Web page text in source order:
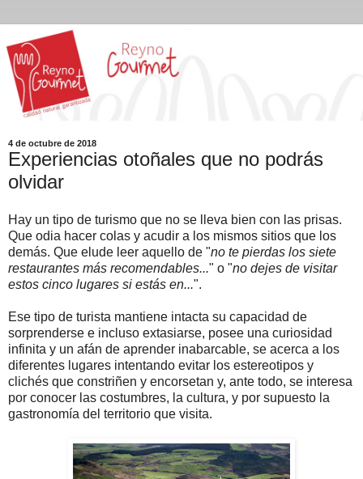
4 de octubre de 2018
Experiencias otoñales que no podrás
olvidar
Hay un tipo de turismo que no se lleva bien con las prisas.
Que odia hacer colas y acudir a los mismos sitios que los
demás. Que elude leer aquello de "no te pierdas los siete
restaurantes más recomendables..." o "no dejes de visitar
estos cinco lugares si estás en...".
Ese tipo de turista mantiene intacta su capacidad de
sorprenderse e incluso extasiarse, posee una curiosidad
infinita y un afán de aprender inabarcable, se acerca a los
diferentes lugares intentando evitar los estereotipos y
clichés que constriñen y encorsetan y, ante todo, se interesa
por conocer las costumbres, la cultura, y por supuesto la
gastronomía del territorio que visita.